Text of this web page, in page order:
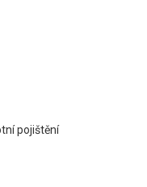
pojištění